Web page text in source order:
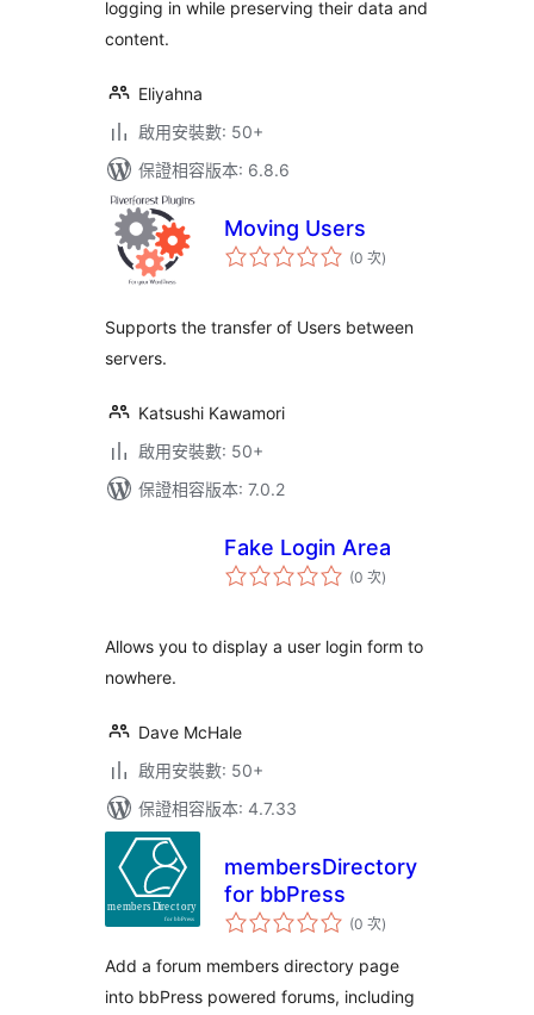
logging in while preserving their data and
content.
Eliyahna
啟用安裝數: 50+
保證相容版本: 6.8.6
Moving Users
(0 次評
分)
Supports the transfer of Users between
servers.
Katsushi Kawamori
啟用安裝數: 50+
保證相容版本: 7.0.2
Fake Login Area
(0 次評
分)
Allows you to display a user login form to
nowhere.
Dave McHale
啟用安裝數: 50+
保證相容版本: 4.7.33
membersDirectory
for bbPress
(0 次評
分
數
)
Add a forum members directory page
into bbPress powered forums, including